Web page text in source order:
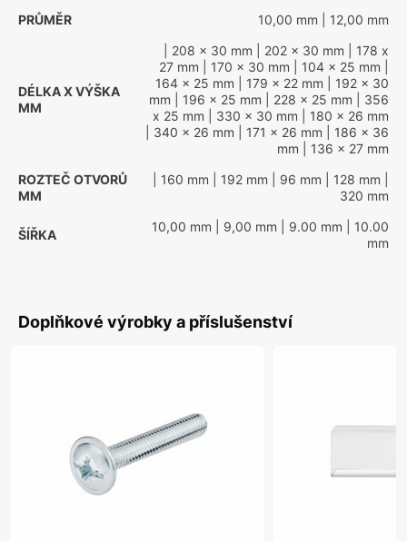
PRŮMĚR
10,00 mm | 12,00 mm
DÉLKA X VÝŠKA
MM
| 208 x 30 mm | 202 x 30 mm | 178 x
27 mm | 170 x 30 mm | 104 x 25 mm
164 x 25 mm | 179 x 22 mm | 192 x 30
mm | 196 x 25 mm | 228 x 25 mm | 356
x 25 mm | 330 x 30 mm | 180 x 26 mm
| 340 x 26 mm | 171 x 26 mm | 186 x 36
mm | 136 x 27 mm
ROZTEČ OTVORŮ
MM
| 160 mm | 192 mm | 96 mm | 128 mm
320 mm
ŠÍŘKA
10,00 mm | 9,00 mm | 9.00 mm | 10.00
mm
Doplňkové výrobky a příslušenství